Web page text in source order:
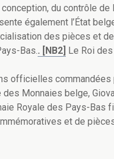
du contrôle
également l’État
des pièces et
Bas.. [NB2] Le Roi
officielles commandées
Monnaies belge,
Royale des Pays-Bas
et de